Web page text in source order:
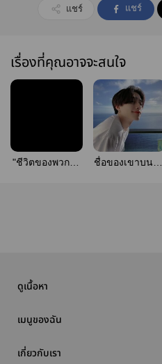
แชร์ แชร์
เรื่องที่คุณอาจจะสนใจ
"ชีวิตของพวกผม
ชื่อของเขาบนตัว
ดูเนื้อหา
เมนูของฉัน
เกี่ยวกับเรา